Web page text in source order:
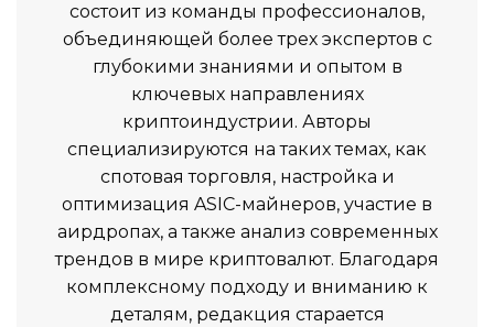
состоит из команды профессионалов,
объединяющей более трех экспертов с
глубокими знаниями и опытом в
ключевых направлениях
криптоиндустрии. Авторы
специализируются на таких темах, как
спотовая торговля, настройка и
оптимизация ASIC-майнеров, участие в
аирдропах, а также анализ современных
трендов в мире криптовалют. Благодаря
комплексному подходу и вниманию к
деталям, редакция старается